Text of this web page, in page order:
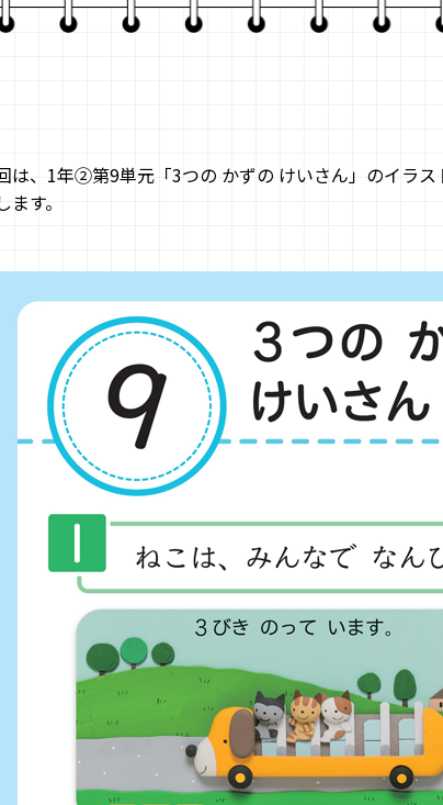
は、1年②第9単元「3つの かずの けいさん」のイラ
ます。